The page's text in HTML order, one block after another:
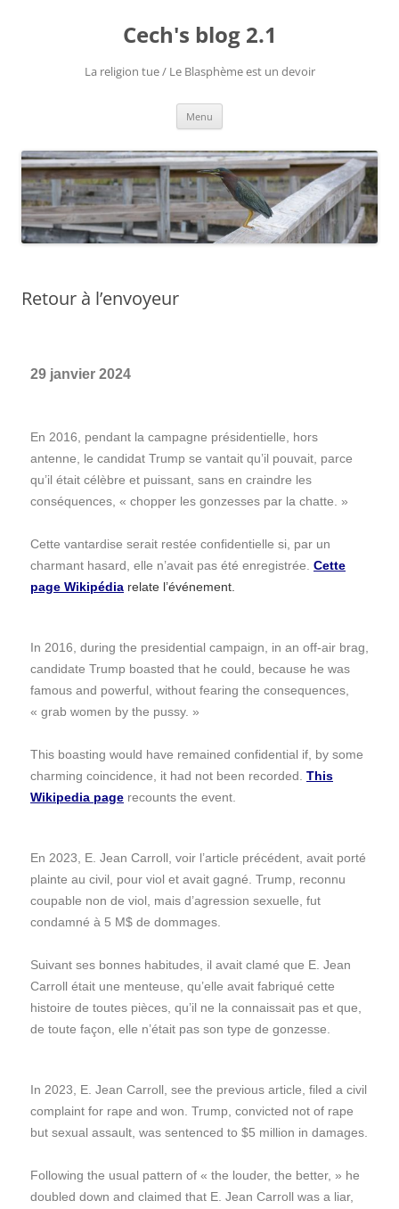
Cech's blog 2.1
La religion tue / Le Blasphème est un devoir
Menu
Retour à l’envoyeur
29 janvier 2024
En 2016, pendant la campagne présidentielle, hors
antenne, le candidat Trump se vantait qu’il pouvait, parce
qu’il était célèbre et puissant, sans en craindre les
conséquences, « chopper les gonzesses par la chatte. »
Cette vantardise serait restée confidentielle si, par un
charmant hasard, elle n’avait pas été enregistrée. Cette
page Wikipédia relate l’événement.
In 2016, during the presidential campaign, in an off-air brag,
candidate Trump boasted that he could, because he was
famous and powerful, without fearing the consequences,
« grab women by the pussy. »
This boasting would have remained confidential if, by some
charming coincidence, it had not been recorded. This
Wikipedia page recounts the event.
En 2023, E. Jean Carroll, voir l’article précédent, avait porté
plainte au civil, pour viol et avait gagné. Trump, reconnu
coupable non de viol, mais d’agression sexuelle, fut
condamné à 5 M$ de dommages.
Suivant ses bonnes habitudes, il avait clamé que E. Jean
Carroll était une menteuse, qu’elle avait fabriqué cette
histoire de toutes pièces, qu’il ne la connaissait pas et que,
de toute façon, elle n’était pas son type de gonzesse.
In 2023, E. Jean Carroll, see the previous article, filed a civil
complaint for rape and won. Trump, convicted not of rape
but sexual assault, was sentenced to $5 million in damages.
Following the usual pattern of « the louder, the better, » he
doubled down and claimed that E. Jean Carroll was a liar,